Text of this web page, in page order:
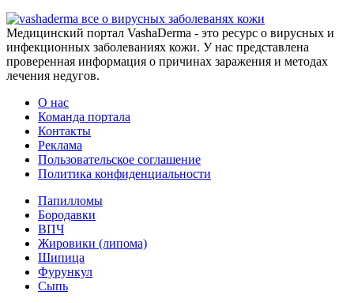
все о вирусных заболеванях кожи
Медицинский портал VashaDerma - это ресурс о вирусных и
инфекционных заболеваниях кожи. У нас представлена
проверенная информация о причинах заражения и методах
лечения недугов.
О нас
Команда портала
Контакты
Реклама
Пользовательское соглашение
Политика конфиденциальности
Папилломы
Бородавки
ВПЧ
Жировики (липома)
Шипица
Фурункул
Сыпь